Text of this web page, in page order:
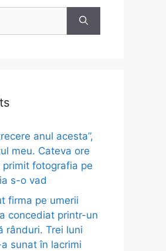
anul acesta”,
meu. Cateva ore
primit fotografia pe
s-o vad
firma pe umerii
concediat printr-un
rânduri. Trei luni
sunat în lacrimi